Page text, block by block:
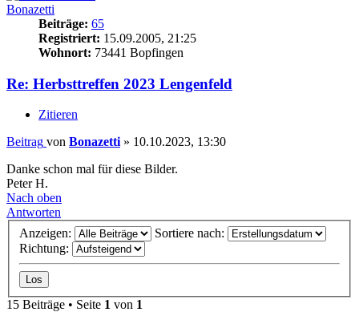
Bonazetti
Beiträge: 65
Registriert: 15.09.2005, 21:25
Wohnort: 73441 Bopfingen
Re: Herbsttreffen 2023 Lengenfeld
Zitieren
Beitrag von Bonazetti » 10.10.2023, 13:30
Danke schon mal für diese Bilder.
Peter H.
Nach oben
Antworten
Anzeigen:
Sortiere nach:
Richtung:
15 Beiträge • Seite 1 von 1